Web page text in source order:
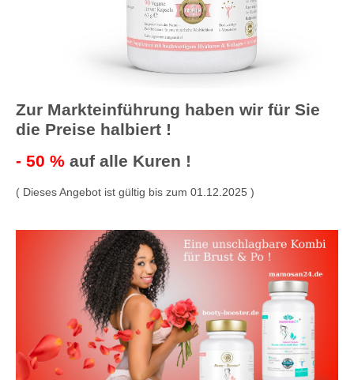
Zur Markteinführung haben wir für Sie
die Preise halbiert !
- 50 % auf alle Kuren !
( Dieses Angebot ist gültig bis zum 01.12.2025 )